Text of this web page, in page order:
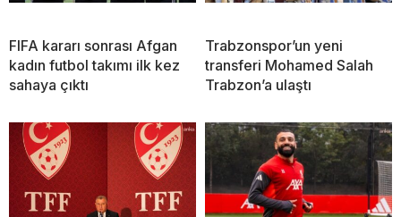
FIFA kararı sonrası Afgan
kadın futbol takımı ilk kez
sahaya çıktı
Trabzonspor’un yeni
transferi Mohamed Salah
Trabzon’a ulaştı